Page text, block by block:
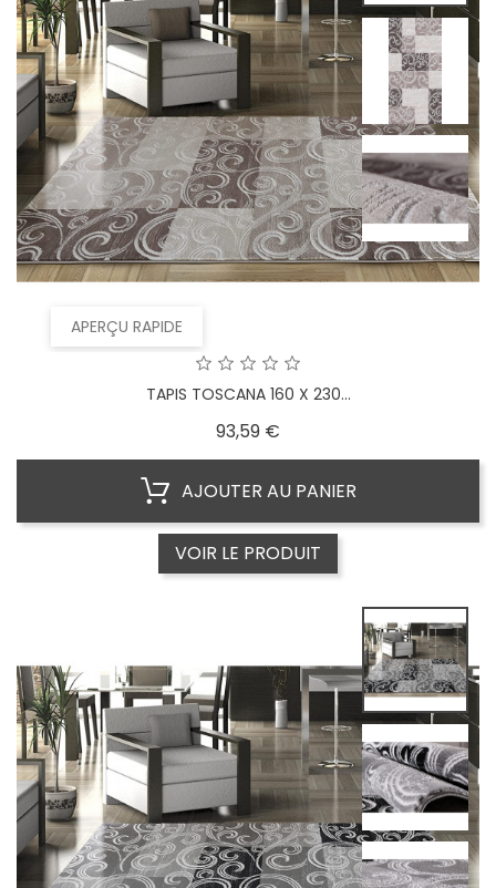
APERÇU RAPIDE
TAPIS TOSCANA 160 X 230...
93,59 €
AJOUTER AU PANIER
VOIR LE PRODUIT